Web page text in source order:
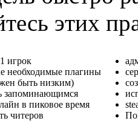
этих
игрок
необходимые плагины
быть низким)
запоминающимся
в пиковое время
читеров